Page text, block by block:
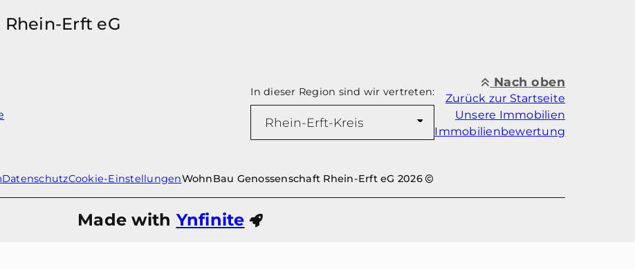
Erft eG
In dieser Region sind wir vertreten:
Nach oben
Zurück zur Startseite
Unsere Immobilien
Immobilienbewertung
DatenschutzCookie-EinstellungenWohnBau Genossenschaft Rhein-Erft eG 2026
Made withYnfinite